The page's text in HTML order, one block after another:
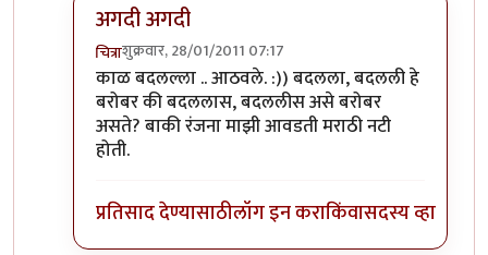
अगदी अगदी
चित्राशुक्रवार, 28/01/2011 07:17
In reply toकोण होतीस तु फुल्ल टीपी गाणंbyNile
काळ बदलल्ला .. आठवले. :)) बदलला, बदलली हे
बरोबर की बदललास, बदललीस असे बरोबर
असते? बाकी रंजना माझी आवडती मराठी नटी
होती.
प्रतिसाद देण्यासाठीलॉग इन कराकिंवासदस्य व्हा